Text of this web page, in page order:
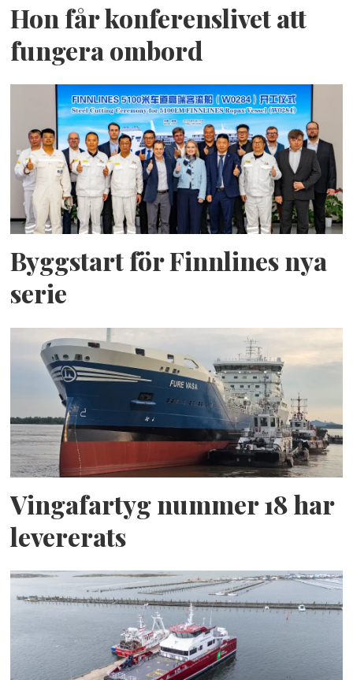
Hon får konferenslivet att
fungera ombord
Byggstart för Finnlines nya
serie
Vingafartyg nummer 18 har
levererats